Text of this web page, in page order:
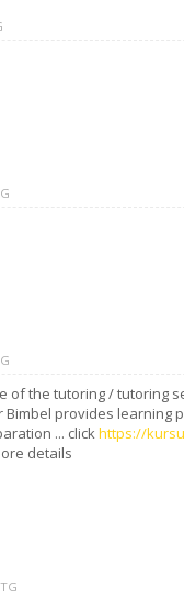
of the tutoring / tutoring
provides learning
... clickhttps://
details